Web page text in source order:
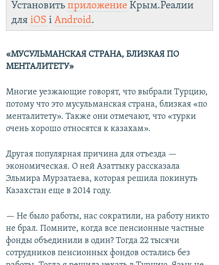
Установить приложение Крым.Реалии
для iOS і Android.
«МУСУЛЬМАНСКАЯ СТРАНА, БЛИЗКАЯ ПО
МЕНТАЛИТЕТУ»
Многие уезжающие говорят, что выбрали Турцию,
потому что это мусульманская страна, близкая «по
менталитету». Также они отмечают, что «турки
очень хорошо относятся к казахам».
Другая популярная причина для отъезда —
экономическая. О ней Азаттыку рассказала
Эльмира Мурзатаева, которая решила покинуть
Казахстан еще в 2014 году.
— Не было работы, нас сократили, на работу никто
не брал. Помните, когда все пенсионные частные
фонды объединили в один? Тогда 22 тысячи
сотрудников пенсионных фондов остались без